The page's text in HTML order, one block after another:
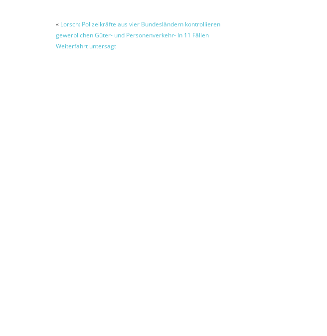
« Lorsch: Polizeikräfte aus vier Bundesländern kontrollieren
gewerblichen Güter- und Personenverkehr- In 11 Fällen
Weiterfahrt untersagt